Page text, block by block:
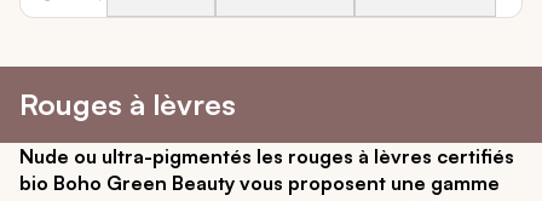
Rouges à lèvres
Nude ou ultra-pigmentés les rouges à lèvres certifiés
bio Boho Green Beauty vous proposent une gamme